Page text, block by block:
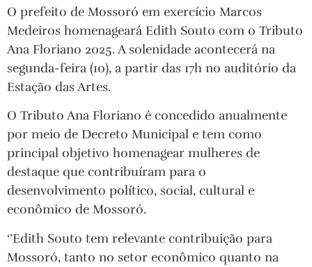
O prefeito de Mossoró em exercício Marcos
Medeiros homenageará Edith Souto com o Tributo
Ana Floriano 2025. A solenidade acontecerá na
segunda-feira (10), a partir das 17h no auditório da
Estação das Artes.
O Tributo Ana Floriano é concedido anualmente
por meio de Decreto Municipal e tem como
principal objetivo homenagear mulheres de
destaque que contribuíram para o
desenvolvimento político, social, cultural e
econômico de Mossoró.
‘’Edith Souto tem relevante contribuição para
Mossoró, tanto no setor econômico quanto na